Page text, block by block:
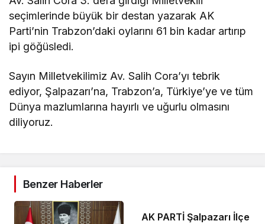
seçimlerinde büyük bir destan yazarak AK
Parti’nin Trabzon’daki oylarını 61 bin kadar artırıp
ipi göğüsledi.
Sayın Milletvekilimiz Av. Salih Cora’yı tebrik
ediyor, Şalpazarı’na, Trabzon’a, Türkiye’ye ve tüm
Dünya mazlumlarına hayırlı ve uğurlu olmasını
diliyoruz.
Benzer Haberler
AK PARTİ Şalpazarı İlçe